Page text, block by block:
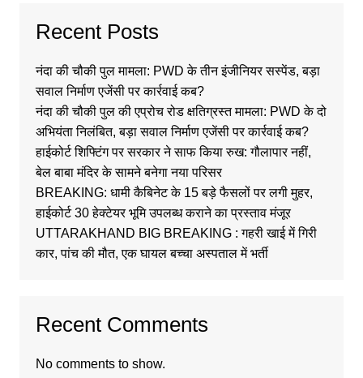
Recent Posts
नंदा की चौकी पुल मामला: PWD के तीन इंजीनियर सस्पेंड, बड़ा
सवाल निर्माण एजेंसी पर कार्रवाई कब?
नंदा की चौकी पुल की एप्रोच रोड क्षतिग्रस्त मामला: PWD के दो
अभियंता निलंबित, बड़ा सवाल निर्माण एजेंसी पर कार्रवाई कब?
हाईकोर्ट शिफ्टिंग पर सरकार ने साफ किया रुख: गौलापार नहीं,
बेल बाबा मंदिर के सामने बनेगा नया परिसर
BREAKING: धामी कैबिनेट के 15 बड़े फैसलों पर लगी मुहर,
हाईकोर्ट 30 हेक्टेयर भूमि उपलब्ध कराने का प्रस्ताव मंजूर
UTTARAKHAND BIG BREAKING : गहरी खाई में गिरी
कार, पांच की मौत, एक घायल बच्चा अस्पताल में भर्ती
Recent Comments
No comments to show.